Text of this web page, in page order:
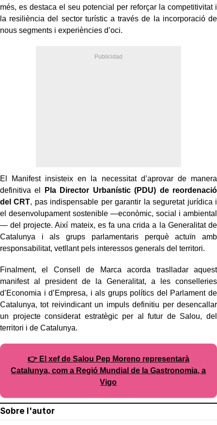
més, es destaca el seu potencial per reforçar la competitivitat i
la resiliència del sector turístic a través de la incorporació de
nous segments i experiències d’oci.
El Manifest insisteix en la necessitat d’aprovar de manera
definitiva el
Pla Director Urbanístic (PDU) de reordenació
del CRT, pas indispensable per garantir la seguretat jurídica i
el desenvolupament sostenible —econòmic, social i ambiental
— del projecte. Així mateix, es fa una crida a la Generalitat de
Catalunya i als grups parlamentaris perquè actuïn amb
responsabilitat, vetllant pels interessos generals del territori.
Finalment, el Consell de Marca acorda traslladar aquest
manifest al president de la Generalitat, a les conselleries
d’Economia i d’Empresa, i als grups polítics del Parlament de
Catalunya, tot reivindicant un impuls definitiu per desencallar
un projecte considerat estratègic per al futur de Salou, del
territori i de Catalunya.
👉 El xef de Salou Pep Moreno representarà
Catalunya, com a Regió Mundial de la Gastronomia, a
Vigo
Sobre l'autor